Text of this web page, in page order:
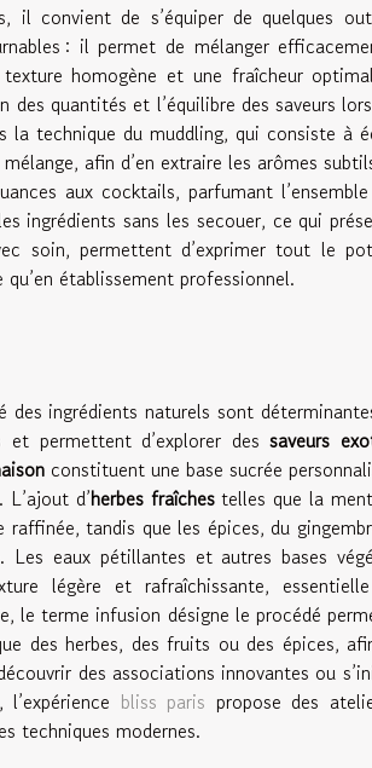
il convient de s’équiper de quelques
: il permet de mélanger
homogène et une fraîcheur
des quantités et l’équilibre des saveurs
technique du muddling, qui consiste à
afin d’en extraire les arômes
aux cocktails, parfumant
ingrédients sans les secouer, ce qui
soin, permettent d’exprimer tout le
établissement professionnel.
ingrédients naturels sont
et permettent d’explorer dessaveurs
constituent une base sucrée
d’herbes fraîchestelles que la
tandis que les épices, du
eaux pétillantes et autres bases
légère et rafraîchissante,
le terme infusion désigne le procédé
des herbes, des fruits ou des épices,
des associations innovantes ou
bliss paris propose des
techniques modernes.